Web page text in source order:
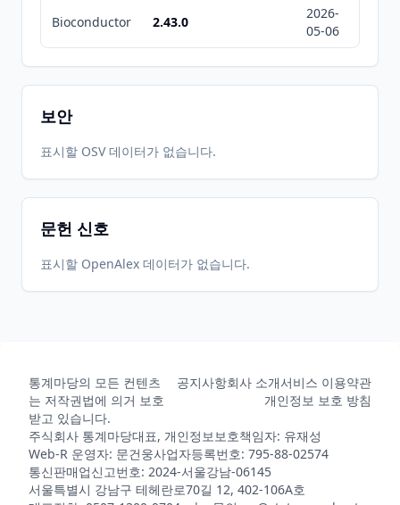
Bioconductor 2.43.0
2026-
05-06
보안
표시할 OSV 데이터가 없습니다.
문헌 신호
표시할 OpenAlex 데이터가 없습니다.
통계마당의 모든 컨텐츠
는 저작권법에 의거 보호
받고 있습니다.
공지사항회사 소개서비스 이용약관
개인정보 보호 방침
주식회사 통계마당대표, 개인정보보호책임자: 유재성
Web-R 운영자: 문건웅사업자등록번호: 795-88-02574
통신판매업신고번호: 2024-서울강남-06145
서울특별시 강남구 테헤란로70길 12, 402-106A호